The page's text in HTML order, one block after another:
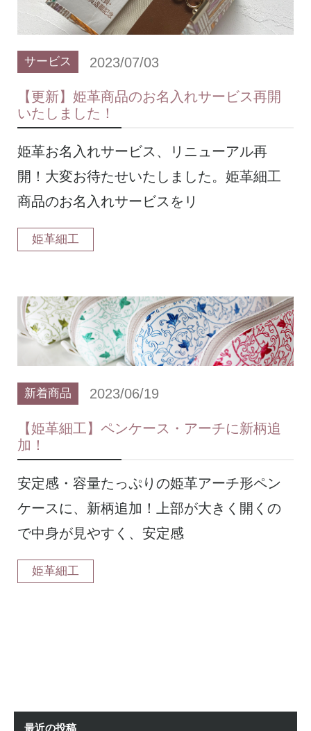
サービス 2023/07/03
【更新】姫革商品のお名入れサービス再開
いたしました！
姫革お名入れサービス、リニューアル再
開！大変お待たせいたしました。姫革細工
商品のお名入れサービスをリ
姫革細工
新着商品 2023/06/19
【姫革細工】ペンケース・アーチに新柄追
加！
安定感・容量たっぷりの姫革アーチ形ペン
ケースに、新柄追加！上部が大きく開くの
で中身が見やすく、安定感
姫革細工
最近の投稿